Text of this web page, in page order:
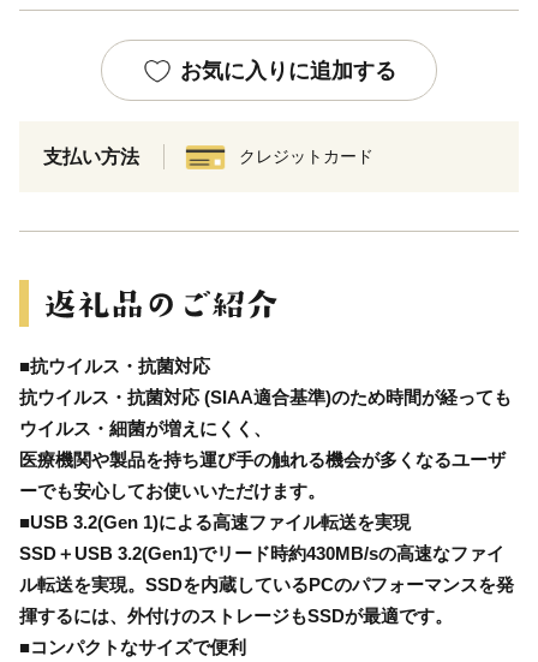
お気に入りに追加する
支払い方法 クレジットカード
■抗ウイルス・抗菌対応
抗ウイルス・抗菌対応 (SIAA適合基準)のため時間が経っても
ウイルス・細菌が増えにくく、
医療機関や製品を持ち運び手の触れる機会が多くなるユーザ
ーでも安心してお使いいただけます。
■USB 3.2(Gen 1)による高速ファイル転送を実現
SSD＋USB 3.2(Gen1)でリード時約430MB/sの高速なファイ
ル転送を実現。SSDを内蔵しているPCのパフォーマンスを発
揮するには、外付けのストレージもSSDが最適です。
■コンパクトなサイズで便利